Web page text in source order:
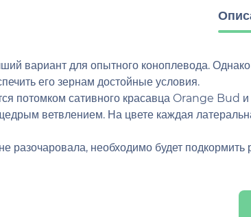
вариант для опытного коноплевода.
его зернам достойные условия.
потомком сативного красавца Orange
ветвлением. На цвете каждая
разочаровала, необходимо будет подкормить